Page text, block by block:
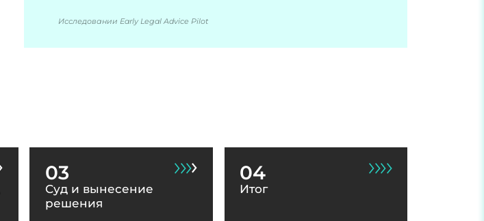
Исследовании Early Legal Advice Pilot
03
Суд и вынесение
решения
04
Итог